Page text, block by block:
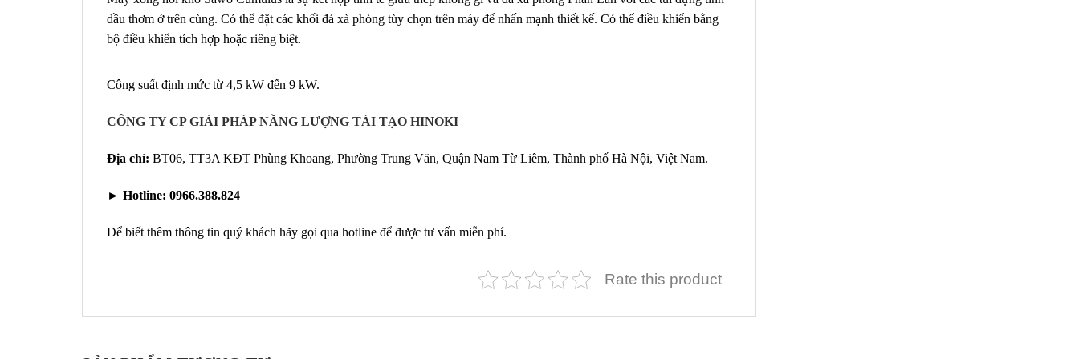
dầu thơm ở trên cùng. Có thể đặt các khối đá xà phòng tùy chọn trên máy để nhấn mạnh thiết kế. Có thể điều khiển bằng
bộ điều khiển tích hợp hoặc riêng biệt.
Công suất định mức từ 4,5 kW đến 9 kW.
CÔNG TY CP GIẢI PHÁP NĂNG LƯỢNG TÁI TẠO HINOKI
Địa chỉ: BT06, TT3A KĐT Phùng Khoang, Phường Trung Văn, Quận Nam Từ Liêm, Thành phố Hà Nội, Việt Nam.
► Hotline: 0966.388.824
Để biết thêm thông tin quý khách hãy gọi qua hotline để được tư vấn miễn phí.
Rate this product